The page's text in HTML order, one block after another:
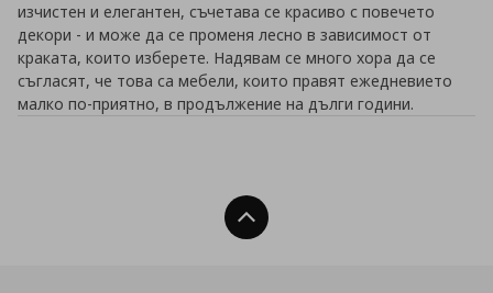
изчистен и елегантен, съчетава се красиво с повечето
декори - и може да се променя лесно в зависимост от
краката, които изберете. Надявам се много хора да се
съгласят, че това са мебели, които правят ежедневието
малко по-приятно, в продължение на дълги години.
Нагоре